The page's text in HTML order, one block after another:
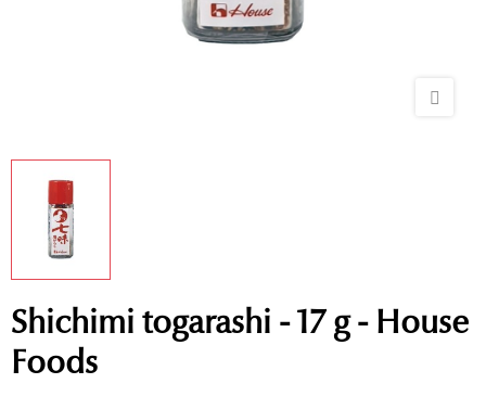
Shichimi togarashi - 17 g - House
Foods